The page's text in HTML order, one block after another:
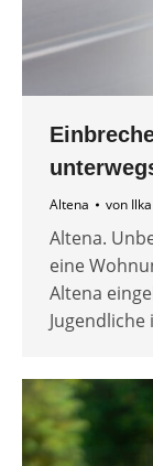
Altena von
Altena.
eine
Altena